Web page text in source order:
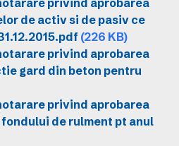
privind aprobarea
de activ si de pasiv ce
(226 KB)
privind aprobarea
gard din beton pentru
privind aprobarea
de rulment pt anul